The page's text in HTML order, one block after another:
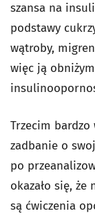
szansa na
podstawy
wątroby,
więc ją
Trzecim
zadbanie o
po
okazało się,
są ćwiczenia